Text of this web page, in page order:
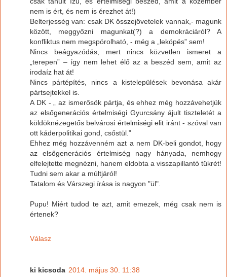
nem is ért, és nem is érezhet át!)
Belterjesség van: csak DK összejövetelek vannak,- magunk
között, meggyőzni magunkat(?) a demokráciáról? A
konfliktus nem megspórolható, - még a „leköpés” sem!
Nincs beágyazódás, mert nincs közvetlen ismeret a
„terepen” – így nem lehet élő az a beszéd sem, amit az
irodaíz hat át!
Nincs pártépítés, nincs a kistelepülések bevonása akár
pártsejtekkel is.
A DK - „ az ismerősök pártja, és ehhez még hozzávehetjük
az elsőgenerációs értelmiségi Gyurcsány ájult tiszteletét a
köldöknézegetős belvárosi értelmiségi elit iránt - szóval van
ott káderpolitikai gond, csőstül.”
Ehhez még hozzávenném azt a nem DK-beli gondot, hogy
az elsőgenerációs értelmiség nagy hányada, nemhogy
elfelejtette megnézni, hanem eldobta a visszapillantó tükrét!
Tudni sem akar a múltjáról!
Tatalom és Várszegi írása is nagyon "ül".
Pupu! Miért tudod te azt, amit emezek, még csak nem is
értenek?
Válasz
ki kicsoda 2014. május 30. 11:38